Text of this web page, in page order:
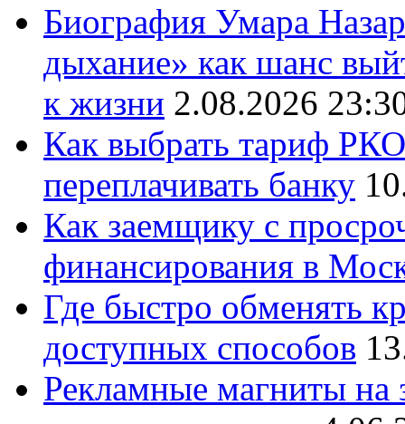
Биография Умара
дыхание» как шанс
к жизни 2.08.2026
Как выбрать тариф
переплачивать банку
Как заемщику с
финансирования в
Где быстро обменять
доступных способов
Рекламные магниты на